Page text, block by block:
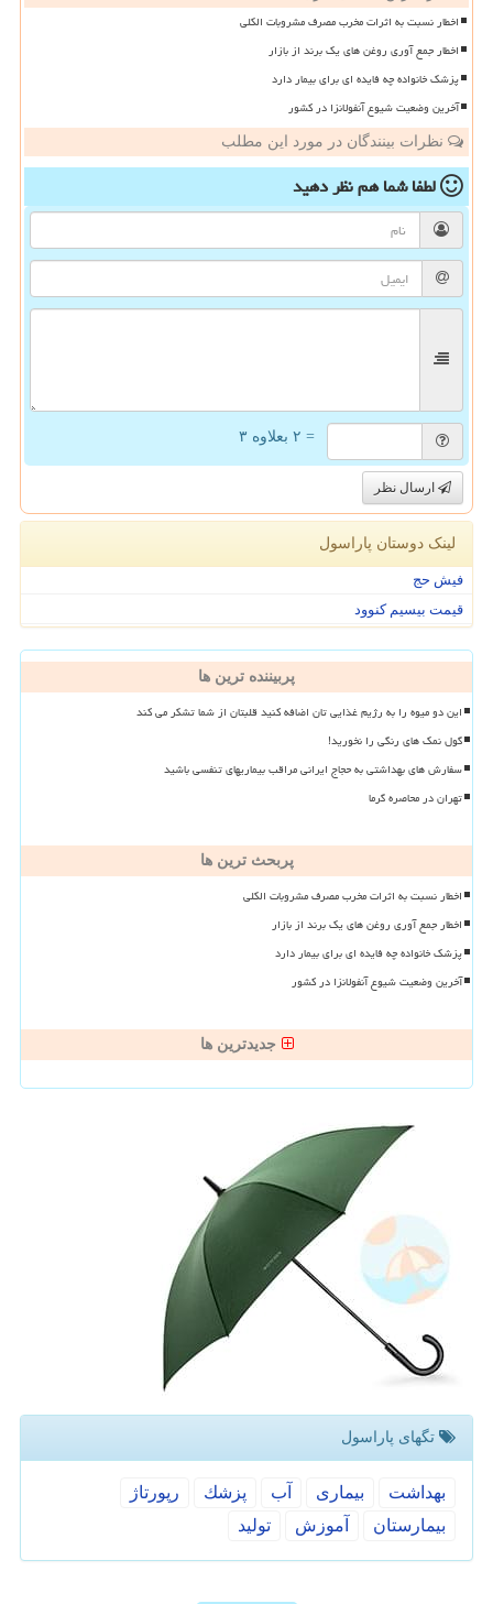
اخطار نسبت به اثرات مخرب مصرف مشروبات الکلی
اخطار جمع آوری روغن های یک برند از بازار
پزشک خانواده چه فایده ای برای بیمار دارد
آخرین وضعیت شیوع آنفولانزا در کشور
نظرات بینندگان در مورد این مطلب
لطفا شما همنظر دهید
= ۲ بعلاوه ۳
ارسال نظر
لینک دوستان پاراسول
فیش حج
قیمت بیسیم کنوود
پربیننده ترین ها
این دو میوه را به رژیم غذایی تان اضافه کنید قلبتان از شما تشکر می کند
گول نمک های رنگی را نخورید!
سفارش های بهداشتی به حجاج ایرانی مراقب بیماریهای تنفسی باشید
تهران در محاصره گرما
پربحث ترین ها
اخطار نسبت به اثرات مخرب مصرف مشروبات الکلی
اخطار جمع آوری روغن های یک برند از بازار
پزشک خانواده چه فایده ای برای بیمار دارد
آخرین وضعیت شیوع آنفولانزا در کشور
جدیدترین ها
تگهای پاراسول
بهداشت بیماری آب پزشك
رپورتاژ
بیمارستان
آموزش تولید